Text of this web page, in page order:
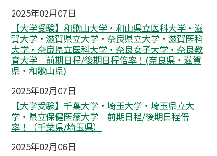
2025年02月07日
【大学受験】和歌山大学・和山県立医科大学・滋
賀大学・滋賀県立大学・奈良県立大学・滋賀医科
大学・奈良県立医科大学・奈良女子大学・奈良教
育大学 前期日程/後期日程倍率！(奈良県・滋賀
県・和歌山県)
2025年02月07日
【大学受験】千葉大学・埼玉大学・埼玉県立大
学・県立保健医療大学 前期日程/後期日程倍
率！（千葉県/埼玉県）
2025年02月06日